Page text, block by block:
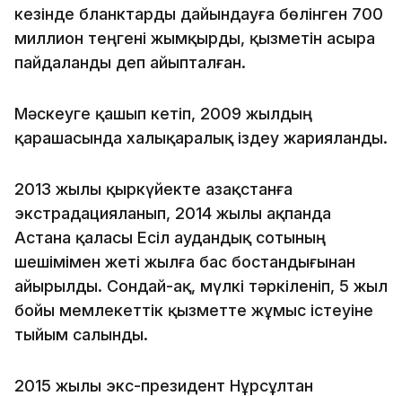
кезінде бланктарды дайындауға бөлінген 700
миллион теңгені жымқырды, қызметін асыра
пайдаланды деп айыпталған.
Мәскеуге қашып кетіп, 2009 жылдың
қарашасында халықаралық іздеу жарияланды.
2013 жылы қыркүйекте Қазақстанға
экстрадацияланып, 2014 жылы ақпанда
Астана қаласы Есіл аудандық сотының
шешімімен жеті жылға бас бостандығынан
айырылды. Сондай-ақ, мүлкі тәркіленіп, 5 жыл
бойы мемлекеттік қызметте жұмыс істеуіне
тыйым салынды.
2015 жылы экс-президент Нұрсұлтан